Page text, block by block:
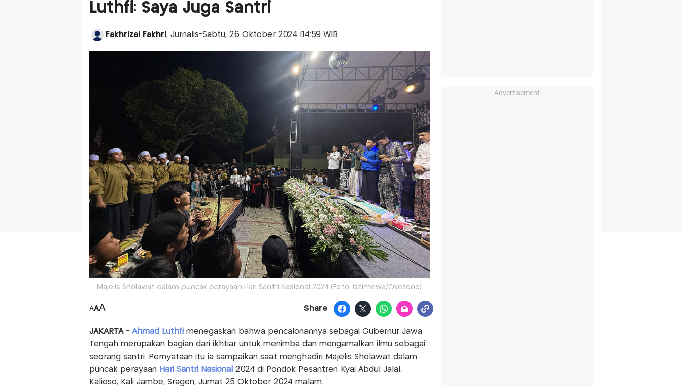
Luthfi: Saya Juga Santri
Fakhrizal Fakhri, Jurnalis-Sabtu, 26 Oktober 2024 |14:59 WIB
Majelis Sholawat dalam puncak perayaan Hari Santri Nasional 2024 (Foto: istimewa/Okezone)
AAA Share
JAKARTA - Ahmad Luthfi menegaskan bahwa pencalonannya sebagai Gubernur Jawa
Tengah merupakan bagian dari ikhtiar untuk menimba dan mengamalkan ilmu sebagai
seorang santri. Pernyataan itu ia sampaikan saat menghadiri Majelis Sholawat dalam
puncak perayaan Hari Santri Nasional 2024 di Pondok Pesantren Kyai Abdul Jalal,
Kalioso, Kali Jambe, Sragen, Jumat 25 Oktober 2024 malam.
Advertisement